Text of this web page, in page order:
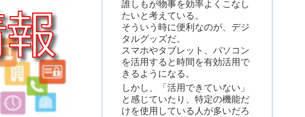
誰しもが物事を効率よくこなし
たいと考えている。
そういう時に便利なのが、デジ
タルグッズだ。
スマホやタブレット、パソコン
を活用すると時間を有効活用で
きるようになる。
しかし、「活用できていない」
と感じていたり、特定の機能だ
けを使用している人が多いだろ